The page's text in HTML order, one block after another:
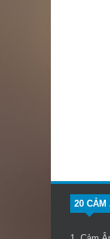
20 CẢM